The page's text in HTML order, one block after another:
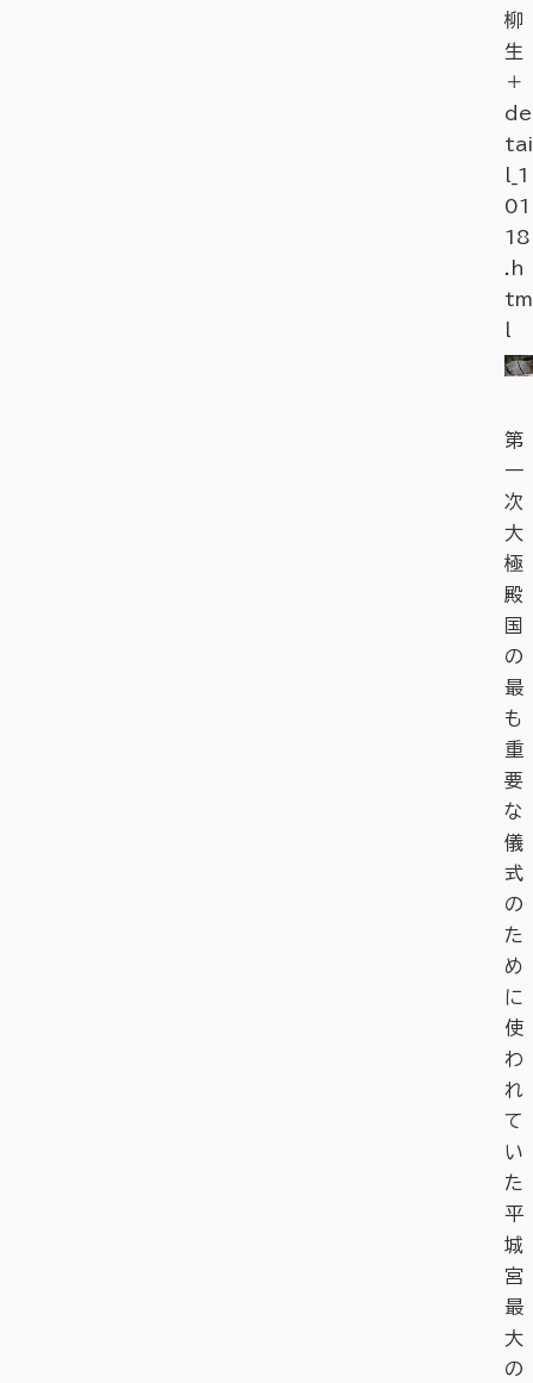
柳
生
＋
de
tai
l_1
01
18
.h
tm
第
一
次
大
極
殿
国
の
最
も
重
要
な
儀
式
の
た
め
に
使
わ
れ
て
い
た
平
城
宮
最
大
の